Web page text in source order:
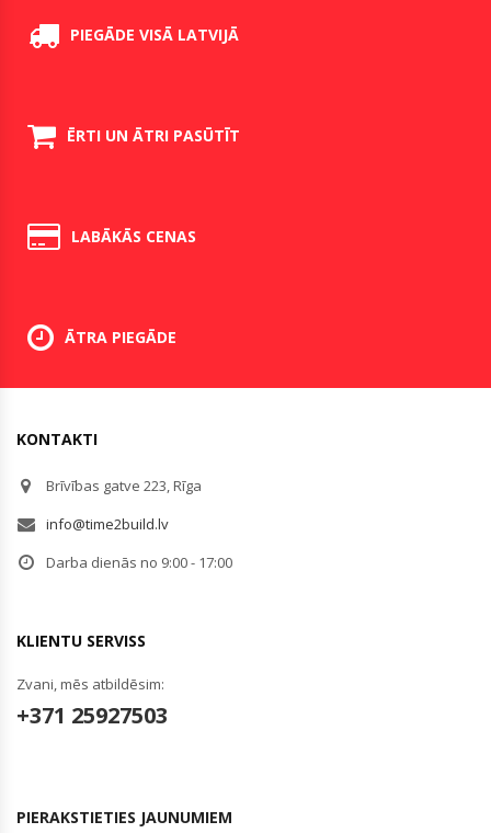
PIEGĀDE VISĀ LATVIJĀ
ĒRTI UN ĀTRI PASŪTĪT
LABĀKĀS CENAS
ĀTRA PIEGĀDE
KONTAKTI
Brīvības gatve 223, Rīga
info@time2build.lv
Darba dienās no 9:00 - 17:00
KLIENTU SERVISS
Zvani, mēs atbildēsim:
+371 25927503
PIERAKSTIETIES JAUNUMIEM